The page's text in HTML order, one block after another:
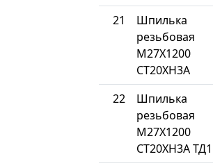
21
Шпилька
резьбовая
М27Х1200
СТ20ХН3А
22
Шпилька
резьбовая
М27Х1200
СТ20ХН3А ТД1